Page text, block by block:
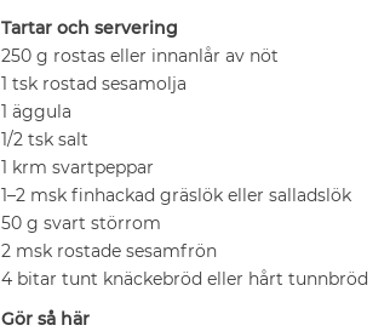
Tartar och servering
250 g rostas eller innanlår av nöt
1 tsk rostad sesamolja
1 äggula
1/2 tsk salt
1 krm svartpeppar
1–2 msk finhackad gräslök eller salladslök
50 g svart störrom
2 msk rostade sesamfrön
4 bitar tunt knäckebröd eller hårt tunnbröd
Gör så här